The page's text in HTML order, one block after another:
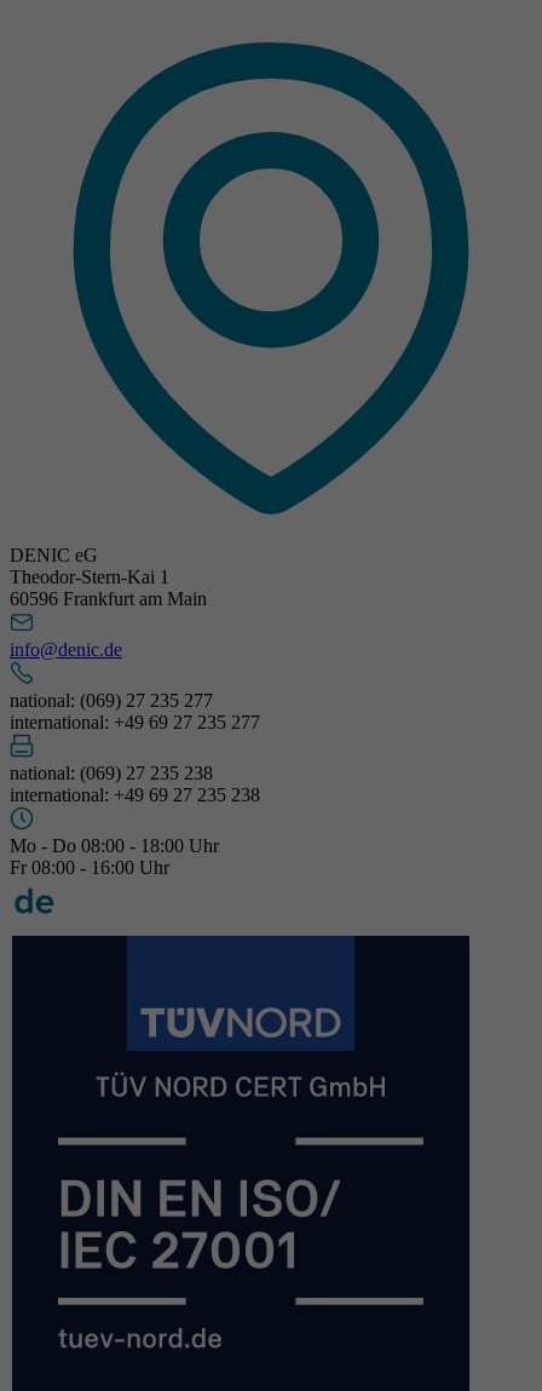
DENIC eG
Theodor-Stern-Kai 1
60596 Frankfurt am Main
info@denic.de
national: (069) 27 235 277
international: +49 69 27 235 277
national: (069) 27 235 238
international: +49 69 27 235 238
Mo - Do 08:00 - 18:00 Uhr
Fr 08:00 - 16:00 Uhr